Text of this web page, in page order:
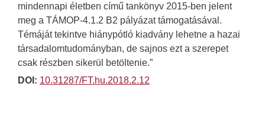
mindennapi életben című tankönyv 2015-ben jelent
meg a TÁMOP-4.1.2 B2 pályázat támogatásával.
Témáját tekintve hiánypótló kiadvány lehetne a hazai
társadalomtudományban, de sajnos ezt a szerepet
csak részben sikerül betöltenie.”
DOI: 10.31287/FT.hu.2018.2.12